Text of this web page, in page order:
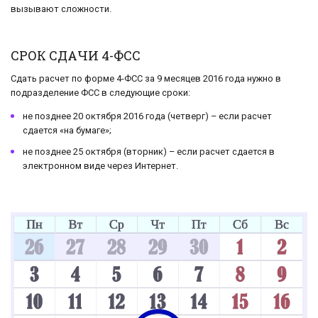
вызывают сложности.
СРОК СДАЧИ 4-ФСС
Сдать расчет по форме 4-ФСС за 9 месяцев 2016 года нужно в
подразделение ФСС в следующие сроки:
не позднее 20 октября 2016 года (четверг) – если расчет
сдается «на бумаге»;
не позднее 25 октября (вторник) – если расчет сдается в
электронном виде через Интернет.